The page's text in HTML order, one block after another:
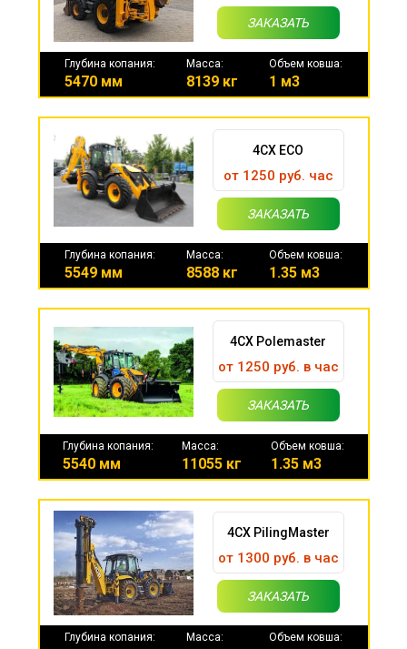
ЗАКАЗАТЬ
Глубина копания:
5470 мм
Масса:
8139 кг
Объем ковша:
1 м3
4CX ECO
от 1250 руб. час
ЗАКАЗАТЬ
Глубина копания:
5549 мм
Масса:
8588 кг
Объем ковша:
1.35 м3
4CX Polemaster
от 1250 руб. в час
ЗАКАЗАТЬ
Глубина копания:
5540 мм
Масса:
11055 кг
Объем ковша:
1.35 м3
4CX PilingMaster
от 1300 руб. в час
ЗАКАЗАТЬ
Глубина копания: Масса: Объем ковша: